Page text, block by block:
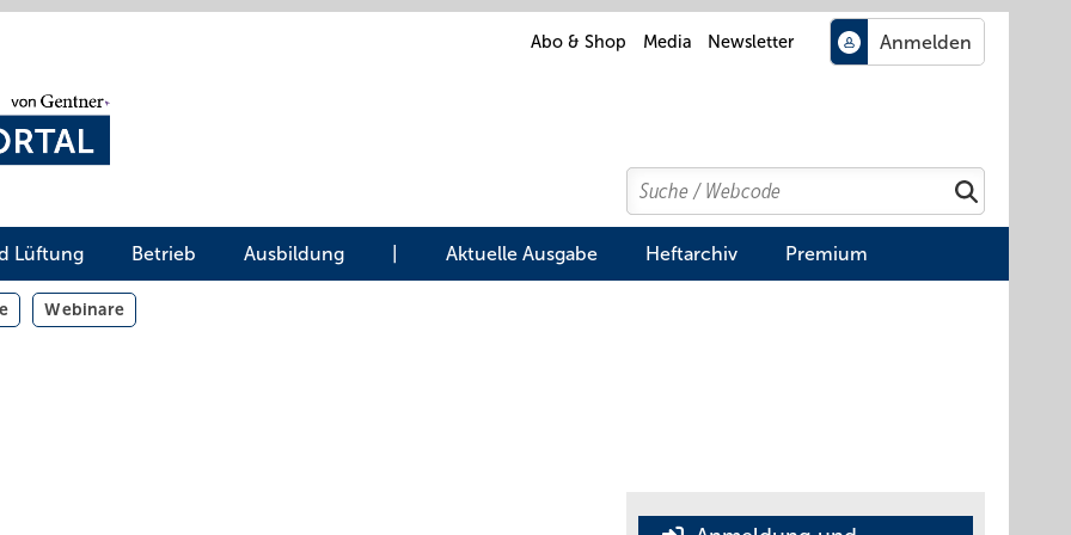
Abo & Shop Media Newsletter
Search
Suchen
Lüftung Betrieb Ausbildung Aktuelle Ausgabe Heftarchiv Premium
Webinare